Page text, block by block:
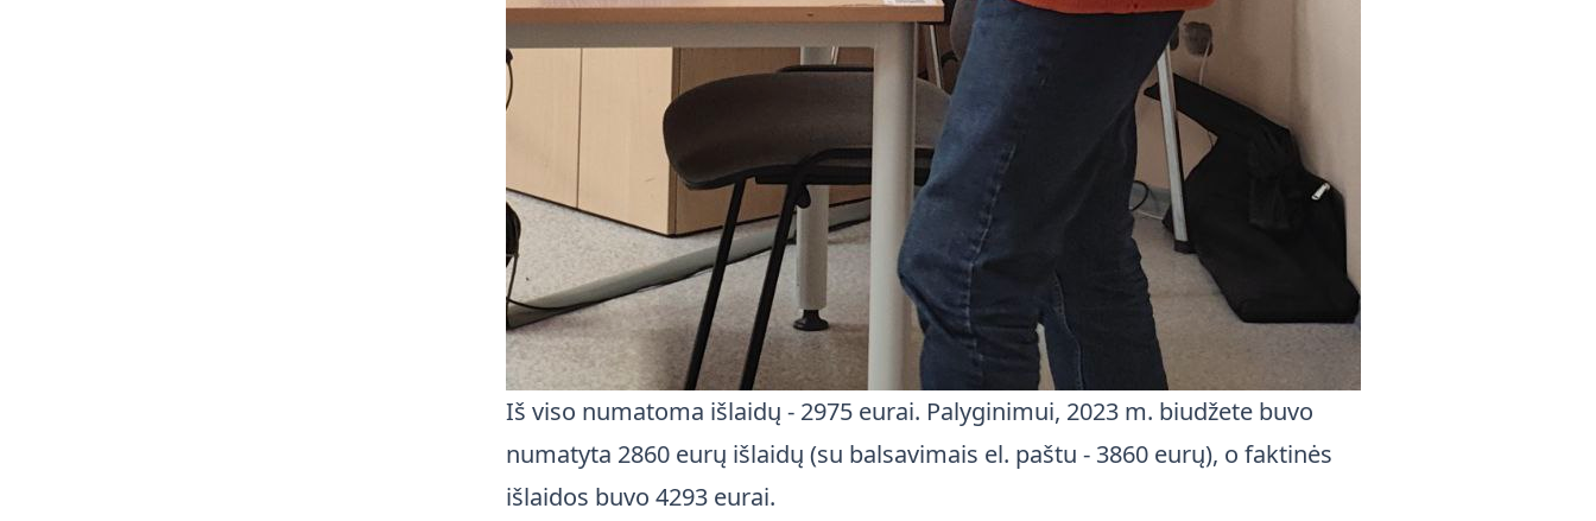
Iš viso numatoma išlaidų - 2975 eurai. Palyginimui, 2023 m. biudžete buvo
numatyta 2860 eurų išlaidų (su balsavimais el. paštu - 3860 eurų), o faktinės
išlaidos buvo 4293 eurai.